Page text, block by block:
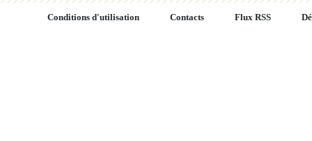
Conditions d'utilisation Contacts Flux RSS